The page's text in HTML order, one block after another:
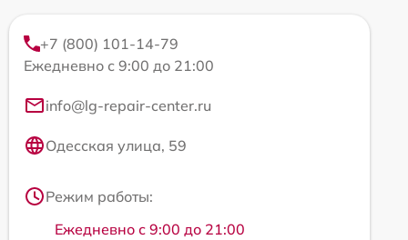
+7 (800) 101-14-79
Ежедневно с 9:00 до 21:00
info@lg-repair-center.ru
Одесская улица, 59
Режим работы:
Ежедневно с 9:00 до 21:00